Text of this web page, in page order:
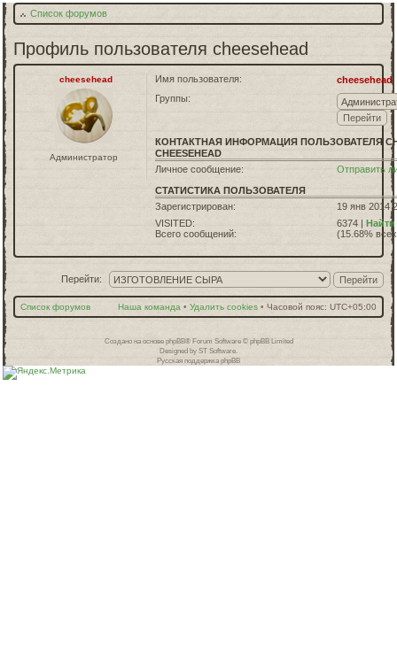
Список форумов
Профиль пользователя cheesehead
cheesehead
Администратор
Имя пользователя:
cheesehead
Группы:
КОНТАКТНАЯ ИНФОРМАЦИЯ ПОЛЬЗОВАТЕЛЯ
CHEESEHEAD
Личное сообщение:
Отправить
СТАТИСТИКА ПОЛЬЗОВАТЕЛЯ
Зарегистрирован:
19 янв 2014
VISITED:
Всего сообщений:
6374 |
(15.68%
Перейти:
Список форумов Наша команда • Удалить cookies • Часовой пояс: UTC+05:00
Создано на основе phpBB® Forum Software © phpBB Limited
Designed by ST Software
Русская поддержка phpBB